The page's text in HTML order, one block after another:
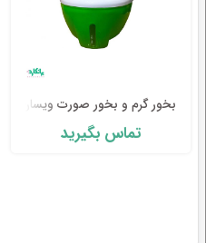
طب
سنتی
بخور گرم و بخور صورت ویسان مدل vs-40
تماس بگیرید